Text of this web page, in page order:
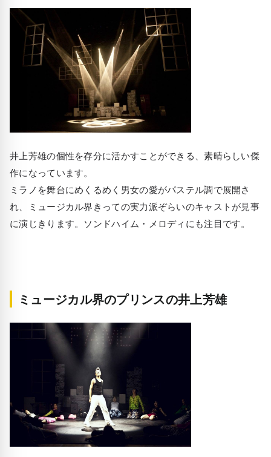
井上芳雄の個性を存分に活かすことができる、素晴らしい傑
作になっています。
ミラノを舞台にめくるめく男女の愛がパステル調で展開さ
れ、ミュージカル界きっての実力派ぞらいのキャストが見事
に演じきります。ソンドハイム・メロディにも注目です。
ミュージカル界のプリンスの井上芳雄